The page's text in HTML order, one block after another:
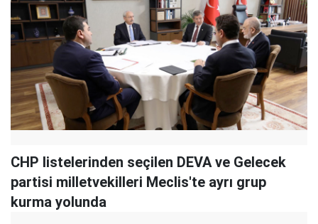
CHP listelerinden seçilen DEVA ve Gelecek
partisi milletvekilleri Meclis'te ayrı grup
kurma yolunda